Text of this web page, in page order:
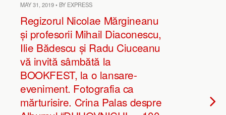
MAY 31, 2019 • BY EXPRESS
Regizorul Nicolae Mărgineanu
și profesorii Mihail Diaconescu,
Ilie Bădescu și Radu Ciuceanu
vă invită sâmbătă la
BOOKFEST, la o lansare-
eveniment. Fotografia ca
mărturisire. Crina Palas despre